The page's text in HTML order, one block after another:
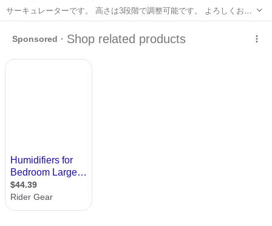
サーキュレーターです。 高さは3段階で調整可能です。 よろしくお願
いします。
サーキュレーター